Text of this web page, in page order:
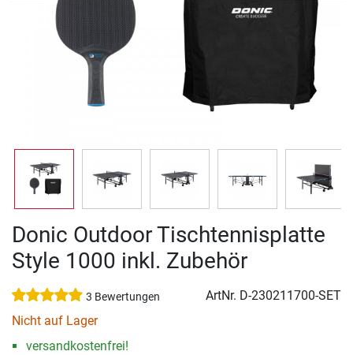
Donic Outdoor Tischtennisplatte
Style 1000 inkl. Zubehör
3 Bewertungen ArtNr. D-230211700-SET
Nicht auf Lager
versandkostenfrei!